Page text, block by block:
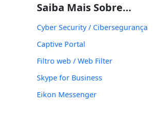
Saiba Mais Sobre…
Cyber Security / Cibersegurança
Captive Portal
Filtro web / Web Filter
Skype for Business
Eikon Messenger